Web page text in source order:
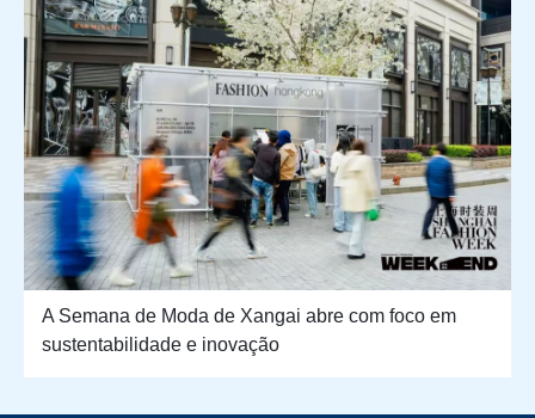
A Semana de Moda de Xangai abre com foco em
sustentabilidade e inovação